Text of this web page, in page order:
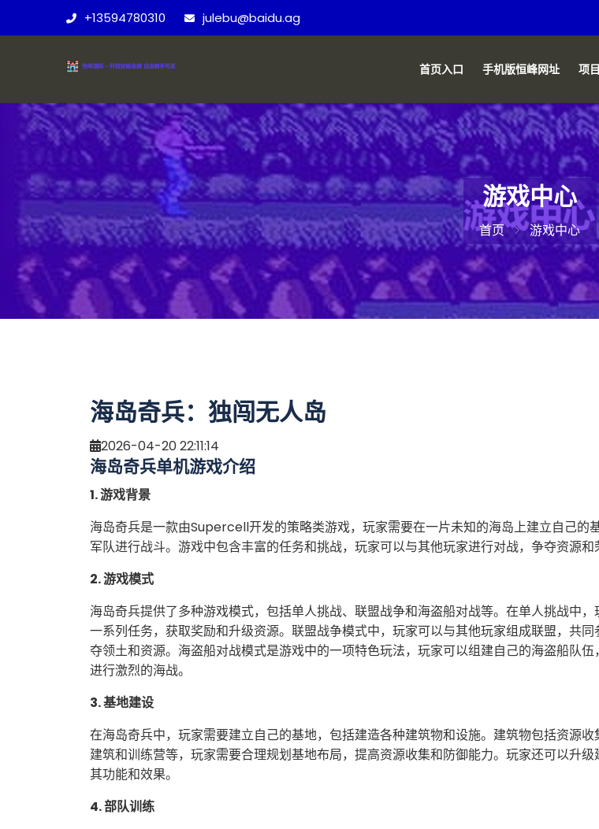
+13594780310 julebu@baidu.ag
首页入口 手机版恒峰网址 项
游戏中心
首页 游戏中心
海岛奇兵：独闯无人岛
2026-04-20 22:11:14
海岛奇兵单机游戏介绍
1. 游戏背景
海岛奇兵是一款由Supercell开发的策略类游戏，玩家需要在一片未知的海岛上建立自己的
军队进行战斗。游戏中包含丰富的任务和挑战，玩家可以与其他玩家进行对战，争夺资源和
2. 游戏模式
海岛奇兵提供了多种游戏模式，包括单人挑战、联盟战争和海盗船对战等。在单人挑战中
一系列任务，获取奖励和升级资源。联盟战争模式中，玩家可以与其他玩家组成联盟，共同
夺领土和资源。海盗船对战模式是游戏中的一项特色玩法，玩家可以组建自己的海盗船队伍
进行激烈的海战。
3. 基地建设
在海岛奇兵中，玩家需要建立自己的基地，包括建造各种建筑物和设施。建筑物包括资源收
建筑和训练营等，玩家需要合理规划基地布局，提高资源收集和防御能力。玩家还可以升级
其功能和效果。
4. 部队训练